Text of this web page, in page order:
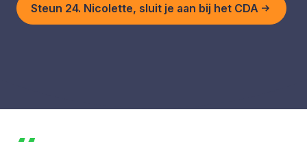
Steun 24. Nicolette, sluit je aan bij het CDA